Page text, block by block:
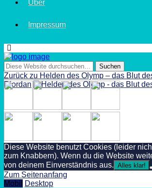
Über
Impressum
Zurück zu Helden des Olymp – das Blut
Riordan
Diese Website benutzt Cookies (leider
zum Knabbern). Wenn du die Website
von deinem Einverständnis aus. Alles klar!
Zum Seitenanfang
Mobil
Desktop